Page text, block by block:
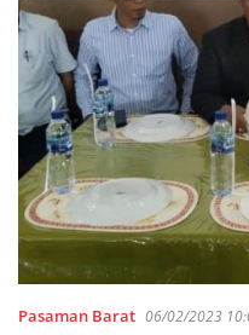
Pasaman Barat 06/02/2023